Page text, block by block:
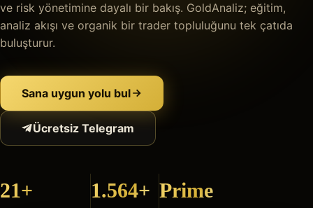
ve risk yönetimine dayalı bir bakış. GoldAnaliz; eğitim,
analiz akışı ve organik bir trader topluluğunu tek çatıda
buluşturur.
Sana uygun yolu bul
Ücretsiz Telegram
21+ 1.564+ Prime